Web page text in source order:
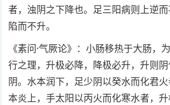
者，浊阴之下降也。足三阳病则上逆
陷而不升。
《素问·气厥论》：小肠移热于大肠，
行之理，升极必降，降极必升，升则
阴。水本润下，足少阴以癸水而化君
本炎上，手太阳以丙火而化寒水者，